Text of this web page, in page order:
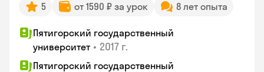
5 от 1590 ₽ за урок 8 лет опыта
Пятигорский государственный
университет • 2017 г.
Пятигорский государственный